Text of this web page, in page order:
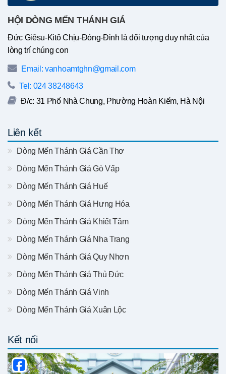
HỘI DÒNG MẾN THÁNH GIÁ
Đức Giêsu-Kitô Chịu-Đóng-Đinh là đối tượng duy nhất của
lòng trí chúng con
Email: vanhoamtghn@gmail.com
Tel: 024 38248643
Đ/c: 31 Phố Nhà Chung, Phường Hoàn Kiếm, Hà Nội
Liên kết
Dòng Mến Thánh Giá Cần Thơ
Dòng Mến Thánh Giá Gò Vấp
Dòng Mến Thánh Giá Huế
Dòng Mến Thánh Giá Hưng Hóa
Dòng Mến Thánh Giá Khiết Tâm
Dòng Mến Thánh Giá Nha Trang
Dòng Mến Thánh Giá Quy Nhơn
Dòng Mến Thánh Giá Thủ Đức
Dòng Mến Thánh Giá Vinh
Dòng Mến Thánh Giá Xuân Lộc
Kết nối